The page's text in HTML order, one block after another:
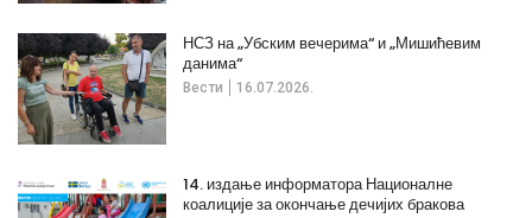
Вести 16.07.2026.
НСЗ на „Убским вечерима“ и „Мишићевим
данима“
14. издање информатора Националне
коалиције за окончање дечијих бракова